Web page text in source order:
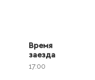
Время
заезда
17:00